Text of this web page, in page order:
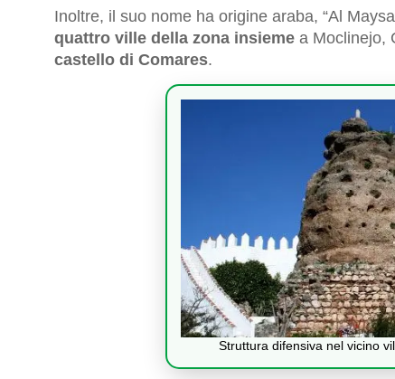
Inoltre, il suo nome ha origine araba, “Al
quattro ville della zona insieme a Moclinejo,
castello di Comares.
Struttura difensiva nel vicino